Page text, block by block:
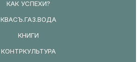
КАК УСПЕХИ?
КВАСЪ.ГАЗ.ВОДА
КНИГИ
КОНТРКУЛЬТУРА